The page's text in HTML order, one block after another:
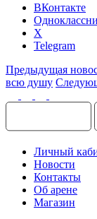
ВКонтакте
X
Telegram
Предыдущая
всю душу
Личный
Новости
Контакты
Об арене
Магазин